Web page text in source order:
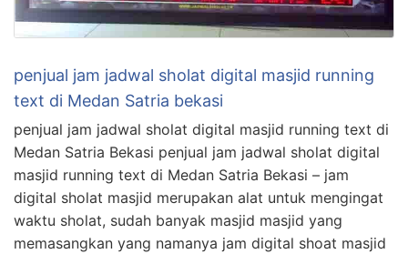
penjual jam jadwal sholat digital masjid running
text di Medan Satria bekasi
penjual jam jadwal sholat digital masjid running text di
Medan Satria Bekasi penjual jam jadwal sholat digital
masjid running text di Medan Satria Bekasi – jam
digital sholat masjid merupakan alat untuk mengingat
waktu sholat, sudah banyak masjid masjid yang
memasangkan yang namanya jam digital shoat masjid